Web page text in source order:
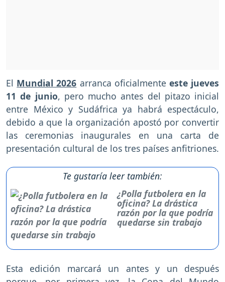
El Mundial 2026 arranca oficialmente este jueves
11 de junio, pero mucho antes del pitazo inicial
entre México y Sudáfrica ya habrá espectáculo,
debido a que la organización apostó por convertir
las ceremonias inaugurales en una carta de
presentación cultural de los tres países anfitriones.
Te gustaría leer también:
¿Polla futbolera en la
oficina? La drástica
razón por la que podría
quedarse sin trabajo
Esta edición marcará un antes y un después